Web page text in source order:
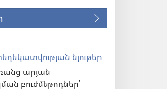
նյութեր
արյան
բուժմեթոդներ՝